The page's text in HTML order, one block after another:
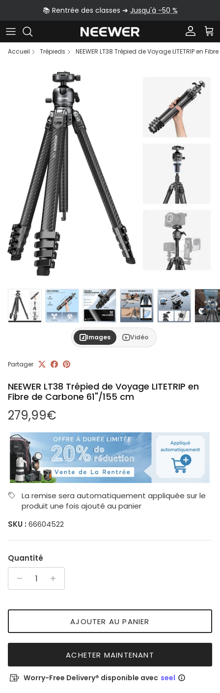
Aller au contenu📚 Rentrée des classes ➜ Jusqu'à -50 %
Compte
Accueil
Trépieds NEEWER LT38 Trépied de Voyage LITETRIP en
Passer aux informations produits
Images Vidéo
Partager
NEEWER LT38 Trépied de Voyage LITETRIP en
Fibre de Carbone 61"/155 cm
Prix habituel
279,99€
La remise sera automatiquement appliquée sur le
produit une fois ajouté au panier
SKU : 66604522
Quantité
AJOUTER AU PANIER
ACHETER MAINTENANT
Worry-Free Delivery® disponible avec seel